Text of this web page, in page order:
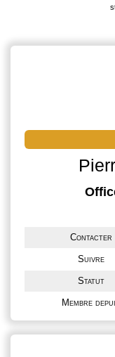
Contacter
Suivre
Statut
Membre